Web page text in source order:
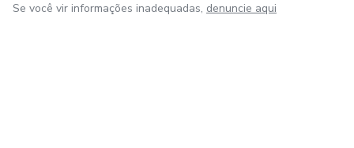
Se você vir informações inadequadas, denuncie aqui